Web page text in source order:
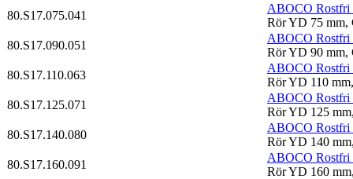
80.S17.075.041
ABOCO Rostfri
Rör YD 75 mm,
80.S17.090.051
ABOCO Rostfri
Rör YD 90 mm,
80.S17.110.063
ABOCO Rostfri
Rör YD 110
80.S17.125.071
ABOCO Rostfri
Rör YD 125
80.S17.140.080
ABOCO Rostfri
Rör YD 140
80.S17.160.091
ABOCO Rostfri
Rör YD 160